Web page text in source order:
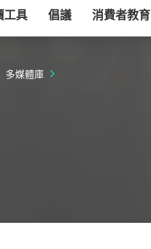
工具 倡議 消費者教育
多媒體庫